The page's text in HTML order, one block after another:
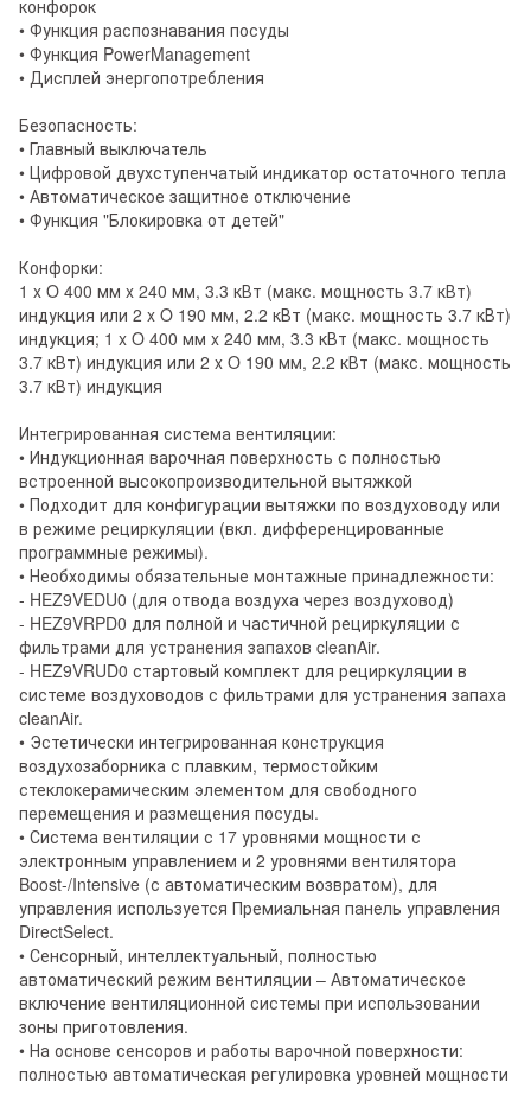
конфорок
• Функция распознавания посуды
• Функция PowerManagement
• Дисплей энергопотребления
Безопасность:
• Главный выключатель
• Цифровой двухступенчатый индикатор остаточного тепла
• Автоматическое защитное отключение
• Функция "Блокировка от детей"
Конфорки:
1 x O 400 мм x 240 мм, 3.3 кВт (макс. мощность 3.7 кВт)
индукция или 2 x O 190 мм, 2.2 кВт (макс. мощность 3.7 кВт)
индукция; 1 x O 400 мм x 240 мм, 3.3 кВт (макс. мощность
3.7 кВт) индукция или 2 x O 190 мм, 2.2 кВт (макс. мощность
3.7 кВт) индукция
Интегрированная система вентиляции:
• Индукционная варочная поверхность с полностью
встроенной высокопроизводительной вытяжкой
• Подходит для конфигурации вытяжки по воздуховоду или
в режиме рециркуляции (вкл. дифференцированные
программные режимы).
• Необходимы обязательные монтажные принадлежности:
- HEZ9VEDU0 (для отвода воздуха через воздуховод)
- HEZ9VRPD0 для полной и частичной рециркуляции с
фильтрами для устранения запахов cleanAir.
- HEZ9VRUD0 стартовый комплект для рециркуляции в
системе воздуховодов с фильтрами для устранения запаха
cleanAir.
• Эстетически интегрированная конструкция
воздухозаборника с плавким, термостойким
стеклокерамическим элементом для свободного
перемещения и размещения посуды.
• Система вентиляции с 17 уровнями мощности с
электронным управлением и 2 уровнями вентилятора
Boost-/Intensive (с автоматическим возвратом), для
управления используется Премиальная панель управления
DirectSelect.
• Сенсорный, интеллектуальный, полностью
автоматический режим вентиляции – Автоматическое
включение вентиляционной системы при использовании
зоны приготовления.
• На основе сенсоров и работы варочной поверхности:
полностью автоматическая регулировка уровней мощности